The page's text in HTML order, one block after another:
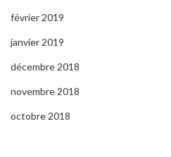
février 2019
janvier 2019
décembre 2018
novembre 2018
octobre 2018